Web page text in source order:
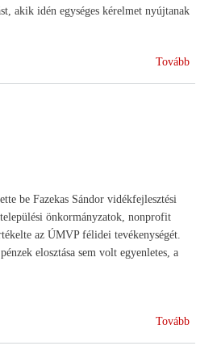
akik idén egységes kérelmet nyújtanak
Tovább
be Fazekas Sándor vidékfejlesztési
önkormányzatok, nonprofit
az ÚMVP félidei tevékenységét.
elosztása sem volt egyenletes, a
Tovább